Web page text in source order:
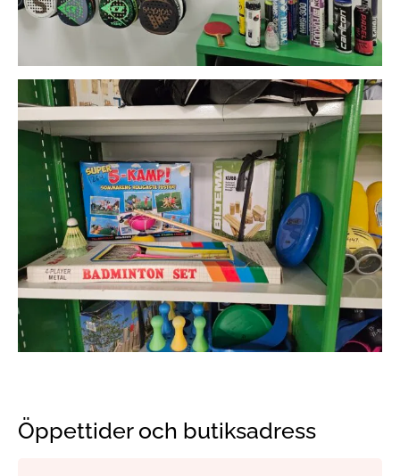
Öppettider och butiksadress